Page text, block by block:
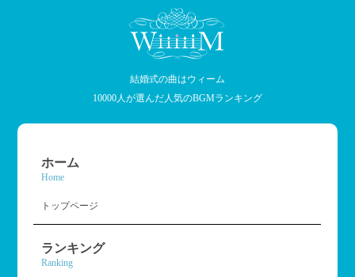
結婚式の曲はウィーム
10000人が選んだ人気のBGMランキング
ホーム
Home
トップページ
ランキング
Ranking